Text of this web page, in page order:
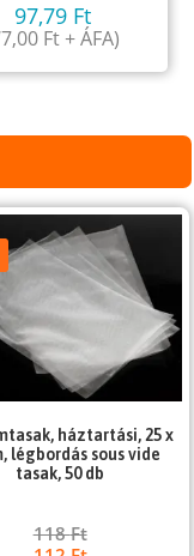
97,79 Ft
Ft+ ÁFA)
háztartási, 25 x
légbordás sous vide
tasak, 50 db
118Ft